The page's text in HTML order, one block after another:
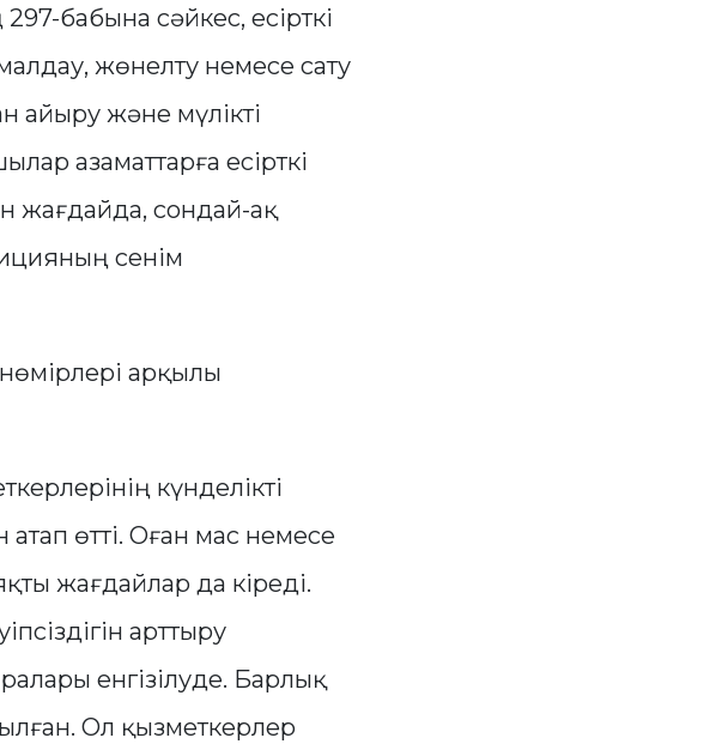
бабына сәйкес, есірткі
жөнелту немесе сату
айыру және мүлікті
азаматтарға есірткі
жағдайда, сондай-ақ
сенім
арқылы
күнделікті
өтті. Оған мас немесе
жағдайлар да кіреді.
арттыру
енгізілуде. Барлық
Ол қызметкерлер